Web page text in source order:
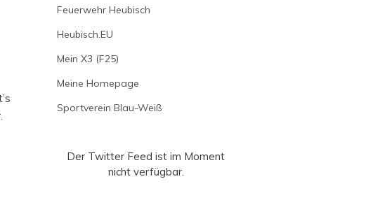
Feuerwehr Heubisch
Heubisch.EU
Mein X3 (F25)
Meine Homepage
Sportverein Blau-Weiß
Der Twitter Feed ist im Moment
nicht verfügbar.